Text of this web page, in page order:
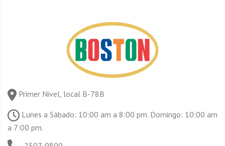
Primer Nivel, local B-78B
Lunes a Sábado: 10:00 am a 8:00 pm. Domingo: 10:00 am
a 7:00 pm.